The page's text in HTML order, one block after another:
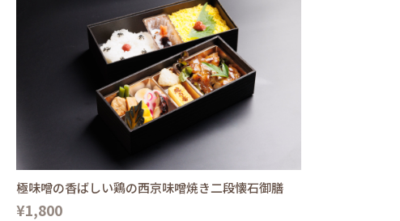
極味噌の香ばしい鶏の西京味噌焼き二段懐石御膳
¥1,800